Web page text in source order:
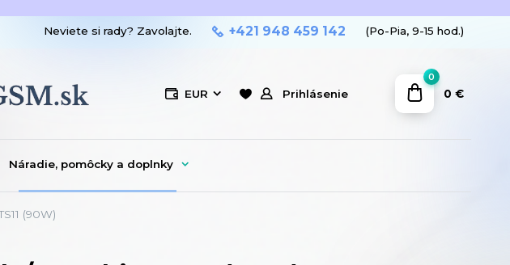
EUR Prihlásenie
Neviete si rady? Zavolajte. +421 948 459 142 (Po-Pia, 9-15 hod.)
0
0 €
Náradie, pomôcky a doplnky
(90W)